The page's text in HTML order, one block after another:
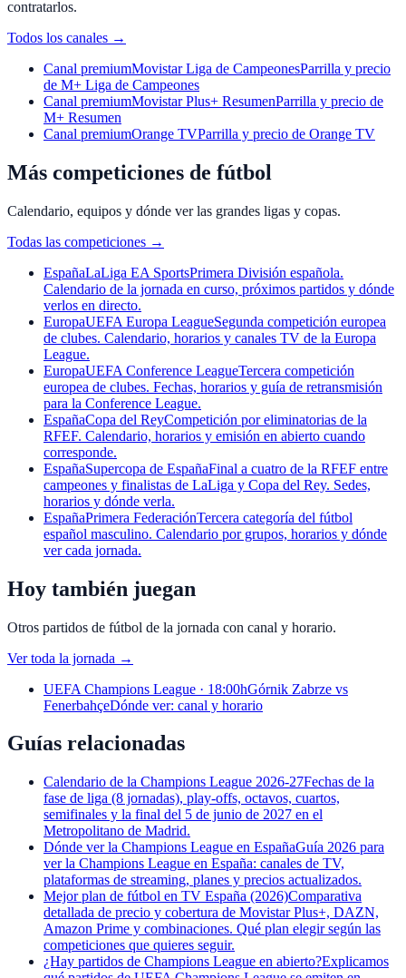
contratarlos.
Todos los canales →
Canal premiumMovistar Liga de CampeonesParrilla y precio
de M+ Liga de Campeones
Canal premiumMovistar Plus+ ResumenParrilla y precio de
M+ Resumen
Canal premiumOrange TVParrilla y precio de Orange TV
Más competiciones de fútbol
Calendario, equipos y dónde ver las grandes ligas y copas.
Todas las competiciones →
EspañaLaLiga EA SportsPrimera División española.
Calendario de la jornada en curso, próximos partidos y dónde
verlos en directo.
EuropaUEFA Europa LeagueSegunda competición europea
de clubes. Calendario, horarios y canales TV de la Europa
League.
EuropaUEFA Conference LeagueTercera competición
europea de clubes. Fechas, horarios y guía de retransmisión
para la Conference League.
EspañaCopa del ReyCompetición por eliminatorias de la
RFEF. Calendario, horarios y emisión en abierto cuando
corresponde.
EspañaSupercopa de EspañaFinal a cuatro de la RFEF entre
campeones y finalistas de LaLiga y Copa del Rey. Sedes,
horarios y dónde verla.
EspañaPrimera FederaciónTercera categoría del fútbol
español masculino. Calendario por grupos, horarios y dónde
ver cada jornada.
Hoy también juegan
Otros partidos de fútbol de la jornada con canal y horario.
Ver toda la jornada →
UEFA Champions League · 18:00hGórnik Zabrze vs
FenerbahçeDónde ver: canal y horario
Guías relacionadas
Calendario de la Champions League 2026-27Fechas de la
fase de liga (8 jornadas), play-offs, octavos, cuartos,
semifinales y la final del 5 de junio de 2027 en el
Metropolitano de Madrid.
Dónde ver la Champions League en EspañaGuía 2026 para
ver la Champions League en España: canales de TV,
plataformas de streaming, planes y precios actualizados.
Mejor plan de fútbol en TV España (2026)Comparativa
detallada de precio y cobertura de Movistar Plus+, DAZN,
Amazon Prime y combinaciones. Qué plan elegir según las
competiciones que quieres seguir.
¿Hay partidos de Champions League en abierto?Explicamos